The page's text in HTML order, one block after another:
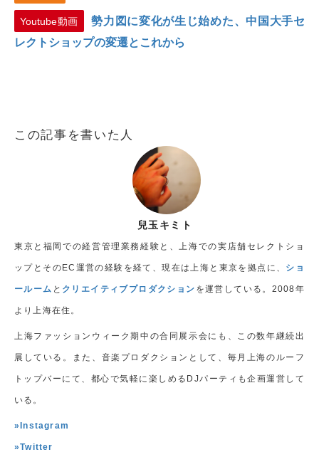
Youtube動画
勢力図に変化が生じ始めた、中国大手セ
レクトショップの変遷とこれから
この記事を書いた人
兒玉キミト
東京と福岡での経営管理業務経験と、上海での実店舗セレクトショ
ップとそのEC運営の経験を経て、現在は上海と東京を拠点に、 ショ
ールーム と クリエイティブプロダクション を運営している。2008年
より上海在住。
上海ファッションウィーク期中の合同展示会にも、この数年継続出
展している。また、音楽プロダクションとして、毎月上海のルーフ
トップバーにて、都心で気軽に楽しめるDJパーティも企画運営して
いる。
»Instagram
»Twitter